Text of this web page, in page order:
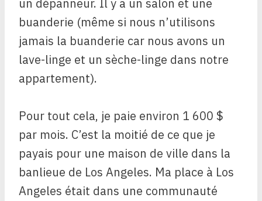
un dépanneur. Il y a un salon et une
buanderie (même si nous n’utilisons
jamais la buanderie car nous avons un
lave-linge et un sèche-linge dans notre
appartement).
Pour tout cela, je paie environ 1 600 $
par mois. C’est la moitié de ce que je
payais pour une maison de ville dans la
banlieue de Los Angeles. Ma place à Los
Angeles était dans une communauté